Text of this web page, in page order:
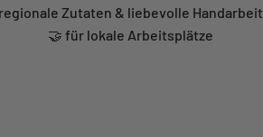
regionale Zutaten & liebevolle Handarbeit
🤝 für lokale Arbeitsplätze